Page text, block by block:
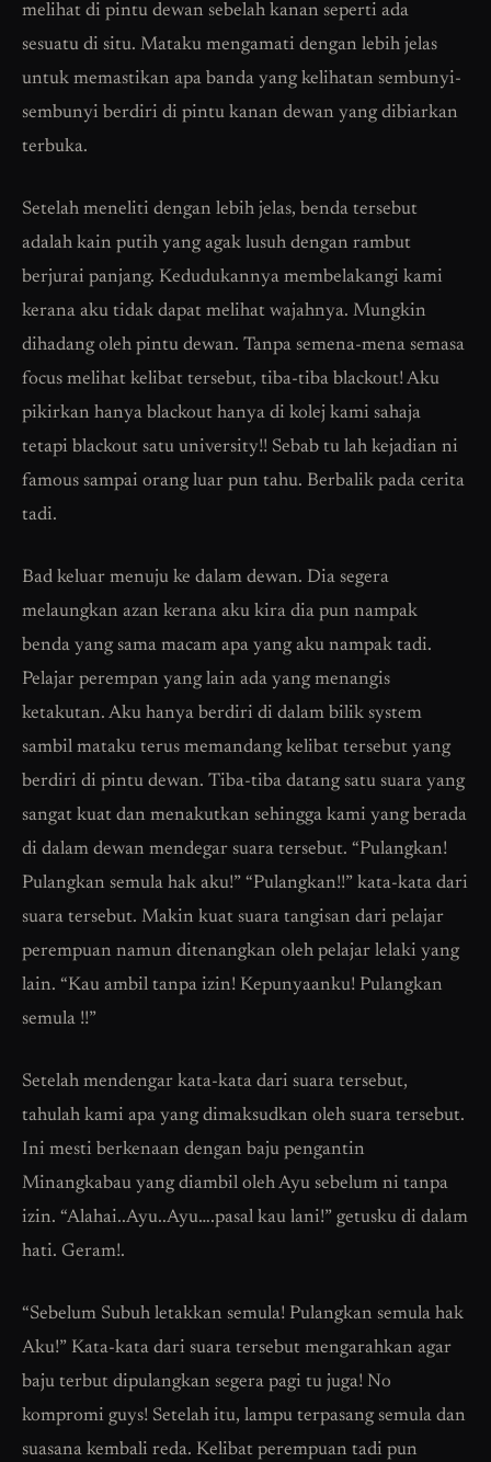
melihat di pintu dewan sebelah kanan seperti ada
sesuatu di situ. Mataku mengamati dengan lebih jelas
untuk memastikan apa banda yang kelihatan sembunyi-
sembunyi berdiri di pintu kanan dewan yang dibiarkan
terbuka.
Setelah meneliti dengan lebih jelas, benda tersebut
adalah kain putih yang agak lusuh dengan rambut
berjurai panjang. Kedudukannya membelakangi kami
kerana aku tidak dapat melihat wajahnya. Mungkin
dihadang oleh pintu dewan. Tanpa semena-mena semasa
focus melihat kelibat tersebut, tiba-tiba blackout! Aku
pikirkan hanya blackout hanya di kolej kami sahaja
tetapi blackout satu university!! Sebab tu lah kejadian ni
famous sampai orang luar pun tahu. Berbalik pada cerita
tadi.
Bad keluar menuju ke dalam dewan. Dia segera
melaungkan azan kerana aku kira dia pun nampak
benda yang sama macam apa yang aku nampak tadi.
Pelajar perempan yang lain ada yang menangis
ketakutan. Aku hanya berdiri di dalam bilik system
sambil mataku terus memandang kelibat tersebut yang
berdiri di pintu dewan. Tiba-tiba datang satu suara yang
sangat kuat dan menakutkan sehingga kami yang berada
di dalam dewan mendegar suara tersebut. “Pulangkan!
Pulangkan semula hak aku!” “Pulangkan!!” kata-kata dari
suara tersebut. Makin kuat suara tangisan dari pelajar
perempuan namun ditenangkan oleh pelajar lelaki yang
lain. “Kau ambil tanpa izin! Kepunyaanku! Pulangkan
semula !!”
Setelah mendengar kata-kata dari suara tersebut,
tahulah kami apa yang dimaksudkan oleh suara tersebut.
Ini mesti berkenaan dengan baju pengantin
Minangkabau yang diambil oleh Ayu sebelum ni tanpa
izin. “Alahai..Ayu..Ayu….pasal kau lani!” getusku di dalam
hati. Geram!.
“Sebelum Subuh letakkan semula! Pulangkan semula hak
Aku!” Kata-kata dari suara tersebut mengarahkan agar
baju terbut dipulangkan segera pagi tu juga! No
kompromi guys! Setelah itu, lampu terpasang semula dan
suasana kembali reda. Kelibat perempuan tadi pun